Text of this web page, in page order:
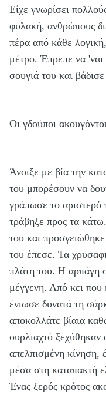
Είχε γνωρίσει
φυλακή, ανθρώπους
πέρα από κάθε
μέτρο. Έπρεπε να
σουγιά του και
Οι γδούποι
Άνοιξε με βία την
του μπορέσουν να
γράπωσε το αριστερό
τράβηξε προς τα
του και
του έπεσε. Τα
πλάτη του. Η αρπάγη
μέγγενη. Από κει που
ένιωσε δυνατά τη
αποκολλάτε βίαια
ουρλιαχτό
απελπισμένη κίνηση,
μέσα στη καταπακτή
Ένας ξερός κρότος